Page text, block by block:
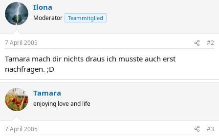
Ilona
Moderator Teammitglied
7 April 2005 #2
Tamara mach dir nichts draus ich musste auch erst
nachfragen. ;D
Tamara
enjoying love and life
7 April 2005 #3